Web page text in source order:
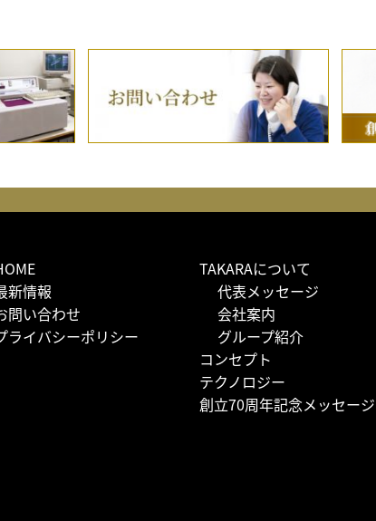
新情報
問い合わせ
ライバシーポリシー
TAKARAについて
代表メッセージ
会社案内
グループ紹介
コンセプト
テクノロジー
創立70周年記念メッセージ